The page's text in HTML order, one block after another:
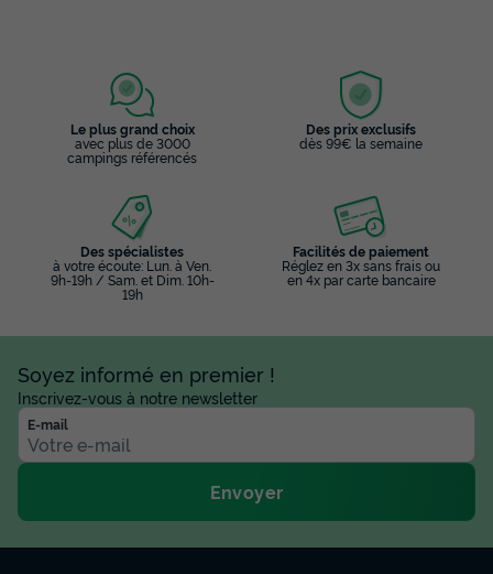
Salon de jardin
+ 3
Mobilhome 6 personnes - Cottage ROCAMADOUR TRIBU -
18/09/2026
Meilleur prix pour 7 nuits
Modifier les dates
338,40 €
Voir les disponibilités
Le plus grand choix
avec plus de 3000
campings référencés
Des prix exclusifs
dès 99€ la semaine
Des spécialistes
à votre écoute: Lun. à Ven.
9h-19h / Sam. et Dim. 10h-
19h
Facilités de paiement
Réglez en 3x sans frais ou
en 4x par carte bancaire
Soyez informé en premier !
Inscrivez-vous à notre newsletter
E-mail
Envoyer